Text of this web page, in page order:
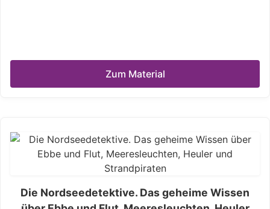
Zum Material
Die Nordseedetektive. Das geheime Wissen